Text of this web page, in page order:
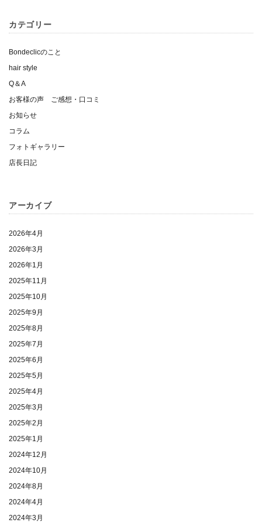
カテゴリー
Bondeclicのこと
hair style
Q＆A
お客様の声 ご感想・口コミ
お知らせ
コラム
フォトギャラリー
店長日記
アーカイブ
2026年4月
2026年3月
2026年1月
2025年11月
2025年10月
2025年9月
2025年8月
2025年7月
2025年6月
2025年5月
2025年4月
2025年3月
2025年2月
2025年1月
2024年12月
2024年10月
2024年8月
2024年4月
2024年3月